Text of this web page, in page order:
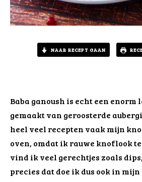
NAAR RECEPT GAAN
Baba ganoush is echt een enorm
gemaakt van geroosterde
heel veel recepten vaak mijn
oven, omdat ik rauwe knoflook
vind ik veel gerechtjes zoals
precies dat doe ik dus ook in mijn